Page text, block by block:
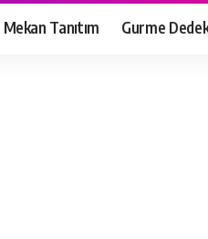
Mekan Tanıtım Gurme